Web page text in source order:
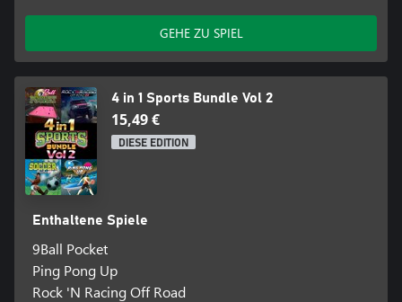
GEHE ZU SPIEL
4 in 1 Sports Bundle Vol 2
15,49 €
DIESE EDITION
Enthaltene Spiele
9Ball Pocket
Ping Pong Up
Rock 'N Racing Off Road